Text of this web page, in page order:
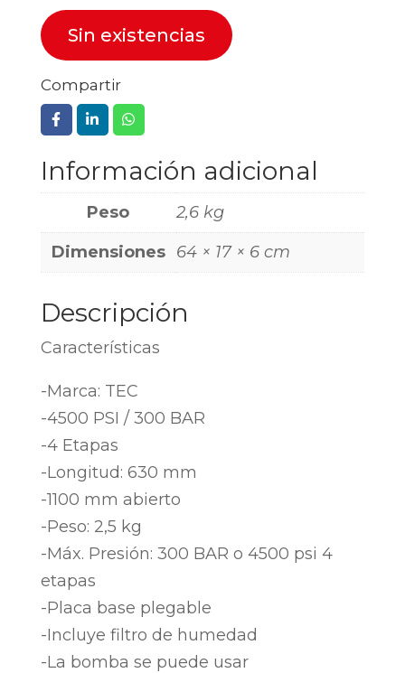
Sin existencias
Compartir
Información adicional
Peso
2,6 kg
Dimensiones
64 × 17 × 6 cm
Descripción
Características
-Marca: TEC
-4500 PSI / 300 BAR
-4 Etapas
-Longitud: 630 mm
-1100 mm abierto
-Peso: 2,5 kg
-Máx. Presión: 300 BAR o 4500 psi 4
etapas
-Placa base plegable
-Incluye filtro de humedad
-La bomba se puede usar